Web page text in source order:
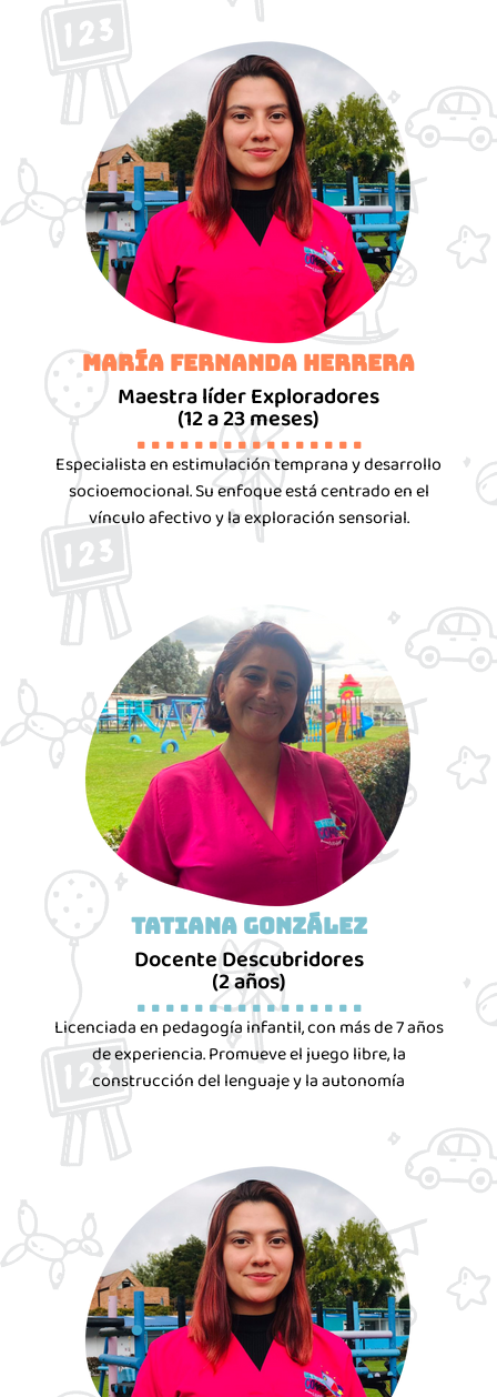
María Fernanda Herrera
Maestra líder Exploradores
(12 a 23 meses)
. . . . . . . . . . . . . . . .
Especialista en estimulación temprana y desarrollo
socioemocional. Su enfoque está centrado en el
vínculo afectivo y la exploración sensorial.
Tatiana González
Docente Descubridores
(2 años)
. . . . . . . . . . . . . . . .
Licenciada en pedagogía infantil, con más de 7 años
de experiencia. Promueve el juego libre, la
construcción del lenguaje y la autonomía